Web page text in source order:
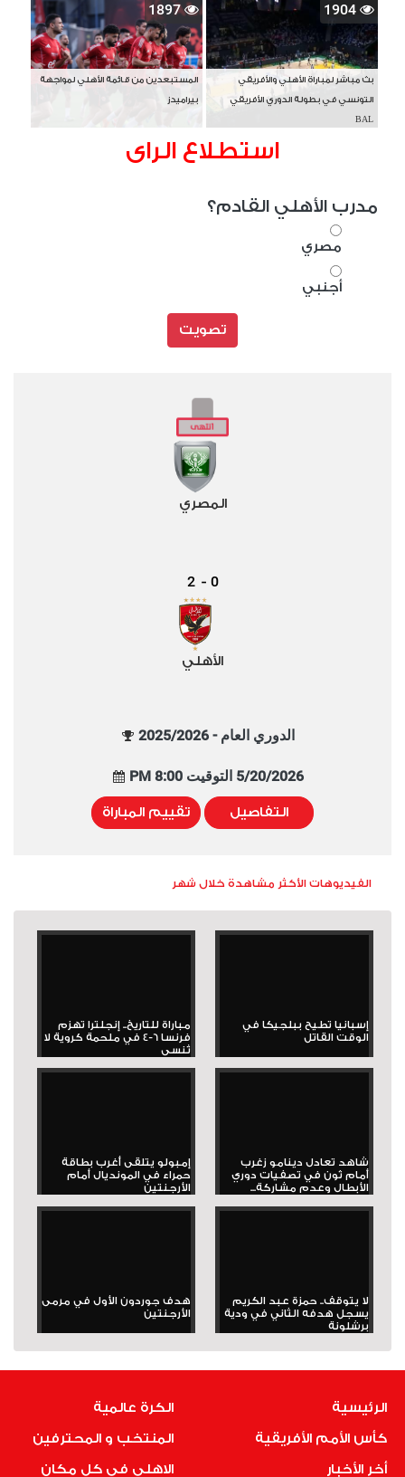
1904
بث مباشر لمباراة الأهلي والأفريقي
التونسي في بطولة الدوري الأفريقي
BAL
1897
المستبعدين من قائمة الأهلي لمواجهة
بيراميدز
استطلاع الراى
مدرب الأهلي القادم؟
مصري
أجنبي
تصويت
المصري
0
-
2
الأهلي
الدوري العام - 2025/2026
5/20/2026 التوقيت 8:00 PM
التفاصيل تقييم المباراة
الفيديوهات الأكثر مشاهدة خلال شهر
إسبانيا تطيح ببلجيكا في
الوقت القاتل
مباراة للتاريخ.. إنجلترا تهزم
فرنسا 6-4 في ملحمة كروية لا
تُنسى
شاهد تعادل دينامو زغرب
أمام ثون في تصفيات دوري
الأبطال وعدم مشاركة...
إمبولو يتلقى أغرب بطاقة
حمراء في المونديال أمام
الأرجنتين
لا يتوقف.. حمزة عبد الكريم
يسجل هدفه الثاني في ودية
برشلونة
هدف جوردون الأول في مرمى
الأرجنتين
الرئيسية
كأس الأمم الأفريقية
أخر الأخبار
الكرة عالمية
المنتخب و المحترفين
الاهلى فى كل مكان